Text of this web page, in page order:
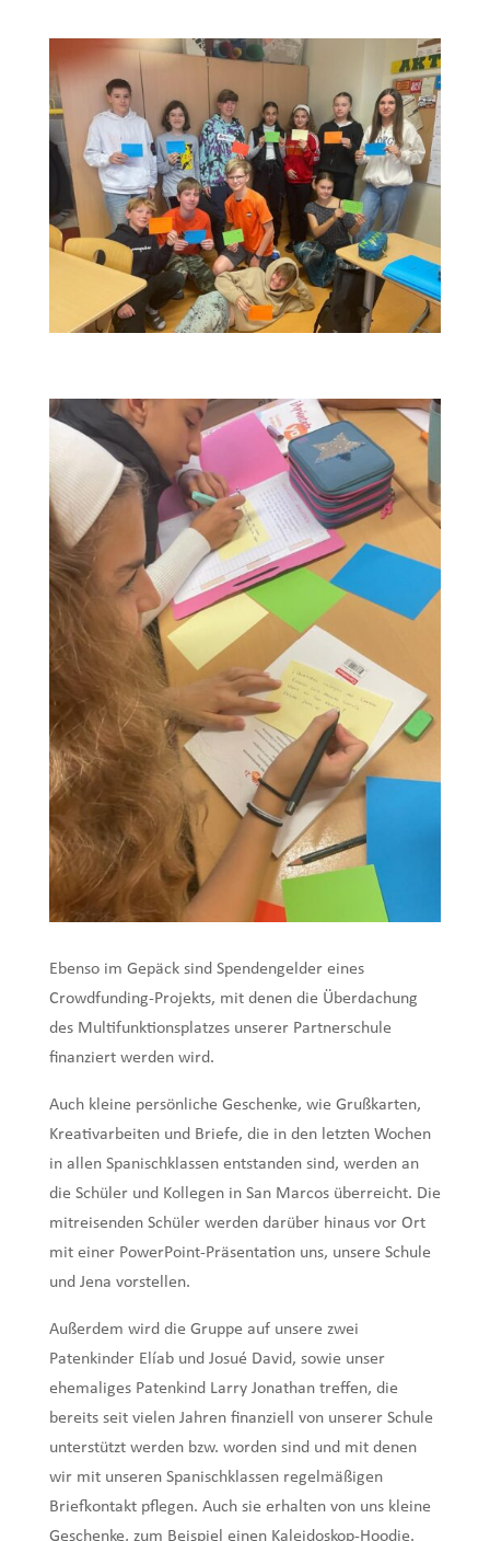
Ebenso im Gepäck sind Spendengelder eines
Crowdfunding-Projekts, mit denen die Überdachung
des Multifunktionsplatzes unserer Partnerschule
finanziert werden wird.
Auch kleine persönliche Geschenke, wie Grußkarten,
Kreativarbeiten und Briefe, die in den letzten Wochen
in allen Spanischklassen entstanden sind, werden an
die Schüler und Kollegen in San Marcos überreicht. Die
mitreisenden Schüler werden darüber hinaus vor Ort
mit einer PowerPoint-Präsentation uns, unsere Schule
und Jena vorstellen.
Außerdem wird die Gruppe auf unsere zwei
Patenkinder Elíab und Josué David, sowie unser
ehemaliges Patenkind Larry Jonathan treffen, die
bereits seit vielen Jahren finanziell von unserer Schule
unterstützt werden bzw. worden sind und mit denen
wir mit unseren Spanischklassen regelmäßigen
Briefkontakt pflegen. Auch sie erhalten von uns kleine
Geschenke, zum Beispiel einen Kaleidoskop-Hoodie.